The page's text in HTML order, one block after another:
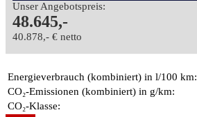
Unser Angebotspreis:
48.645,-
40.878,- € netto
Energieverbrauch (kombiniert) in l/100 km:
CO₂-Emissionen (kombiniert) in g/km:
CO₂-Klasse: